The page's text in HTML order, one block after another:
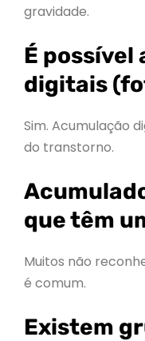
gravidade.
É
digitais
Sim. Acumulação
do transtorno.
que têm
Muitos não
é comum.
Existem